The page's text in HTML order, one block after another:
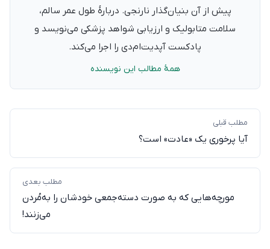
پیش از آن بنیان‌گذار نارنجی. دربارهٔ طول عمر سالم،
سلامت متابولیک و ارزیابی شواهد پزشکی می‌نویسد و
پادکست آپدیت‌ام‌دی را اجرا می‌کند.
همهٔ مطالب این نویسنده
مطلب قبلی
آیا پرخوری یک «عادت» است؟
مطلب بعدی
مورچه‌هایی که به صورت دسته‌جمعی خودشان را به‌مُردن
می‌زنند!